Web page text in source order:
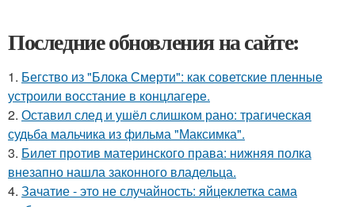
Последние обновления на сайте:
1. Бегство из "Блока Смерти": как советские пленные
устроили восстание в концлагере.
2. Оставил след и ушёл слишком рано: трагическая
судьба мальчика из фильма "Максимка".
3. Билет против материнского права: нижняя полка
внезапно нашла законного владельца.
4. Зачатие - это не случайность: яйцеклетка сама